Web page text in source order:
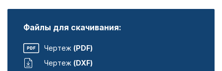
Файлы для скачивания:
Чертеж (PDF)
Чертеж (DXF)